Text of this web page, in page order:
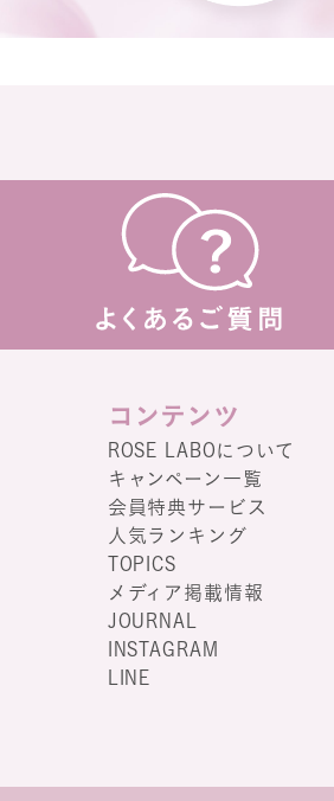
コンテンツ
ROSE LABOについて
キャンペーン一覧
会員特典サービス
人気ランキング
TOPICS
メディア掲載情報
JOURNAL
INSTAGRAM
LINE